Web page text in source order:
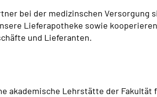
bei der medizinschen Versorgung
Lieferapotheke sowie
und Lieferanten.
akademische Lehrstätte der Fakultät